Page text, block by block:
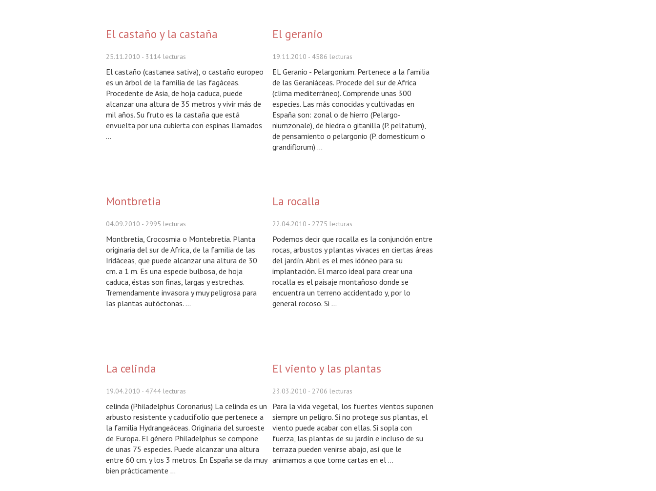
El castaño y la castaña
25.11.2010 - 3114 lecturas
El castaño (castanea sativa), o castaño europeo
es un árbol de la familia de las fagáceas.
Procedente de Asia, de hoja caduca, puede
alcanzar una altura de 35 metros y vivir más de
mil años. Su fruto es la castaña que está
envuelta por una cubierta con espinas llamados
...
El geranio
19.11.2010 - 4586 lecturas
EL Geranio - Pelargonium. Pertenece a la familia
de las Geraniáceas. Procede del sur de Africa
(clima mediterráneo). Comprende unas 300
especies. Las más conocidas y cultivadas en
España son: zonal o de hierro (Pelargo-
niumzonale), de hiedra o gitanilla (P. peltatum),
de pensamiento o pelargonio (P. domesticum o
grandiflorum) ...
Montbretia
04.09.2010 - 2995 lecturas
Montbretia, Crocosmia o Montebretia. Planta
originaria del sur de Africa, de la familia de las
Iridáceas, que puede alcanzar una altura de 30
cm. a 1 m. Es una especie bulbosa, de hoja
caduca, éstas son finas, largas y estrechas.
Tremendamente invasora y muy peligrosa para
las plantas autóctonas. ...
La rocalla
22.04.2010 - 2775 lecturas
Podemos decir que rocalla es la conjunción entre
rocas, arbustos y plantas vivaces en ciertas áreas
del jardín. Abril es el mes idóneo para su
implantación. El marco ideal para crear una
rocalla es el paisaje montañoso donde se
encuentra un terreno accidentado y, por lo
general rocoso. Si ...
La celinda
19.04.2010 - 4744 lecturas
celinda (Philadelphus Coronarius) La celinda es un
arbusto resistente y caducifolio que pertenece a
la familia Hydrangeáceas. Originaria del suroeste
de Europa. El género Philadelphus se compone
de unas 75 especies. Puede alcanzar una altura
entre 60 cm. y los 3 metros. En España se da muy
bien prácticamente ...
El viento y las plantas
23.03.2010 - 2706 lecturas
Para la vida vegetal, los fuertes vientos suponen
siempre un peligro. Si no protege sus plantas, el
viento puede acabar con ellas. Si sopla con
fuerza, las plantas de su jardín e incluso de su
terraza pueden venirse abajo, así que le
animamos a que tome cartas en el ...